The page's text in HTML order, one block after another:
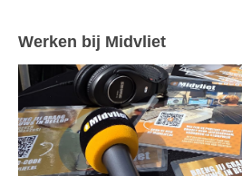
Werken bij Midvliet